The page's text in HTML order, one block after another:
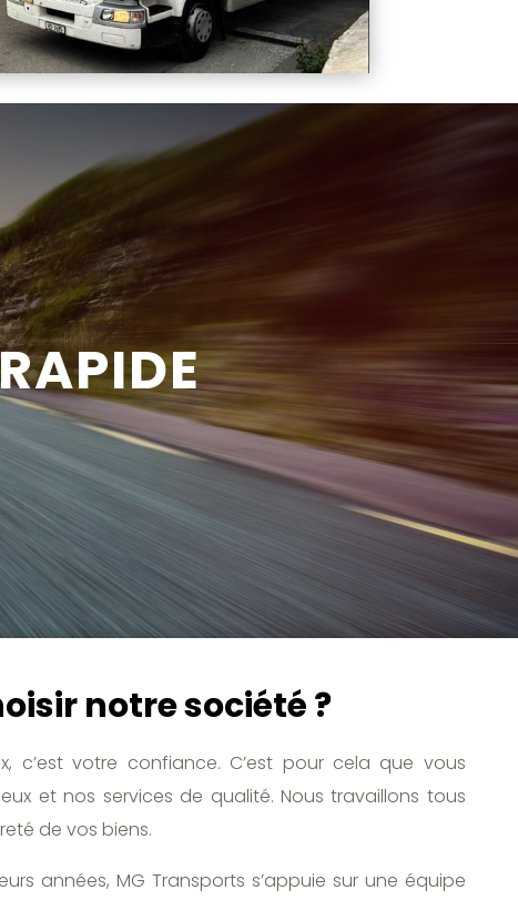
notre société ?
c’est votre confiance. C’est pour cela que vous
et nos services de qualité. Nous travaillons tous
de vos biens.
années, MG Transports s’appuie sur une équipe